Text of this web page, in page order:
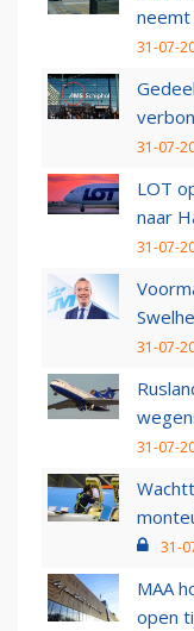
neemt
31-07-
31-07-
LOT
naar
31-07-
31-07-
31-07-
31-
MAA
open